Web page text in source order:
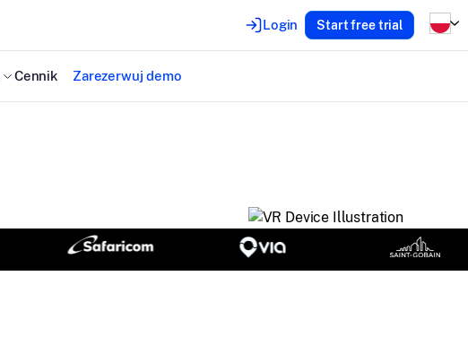
Login Start free trial
Cennik Zarezerwuj demo